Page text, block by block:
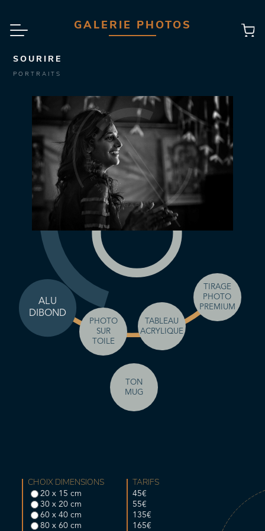
GALERIE PHOTOS
SOURIRE
PORTRAITS
ALU
DIBOND
PHOTO
SUR
TOILE
TABLEAU
ACRYLIQUE
TIRAGE
PHOTO
PREMIUM
TON
MUG
CHOIX DIMENSIONS
20 x 15 cm
30 x 20 cm
60 x 40 cm
80 x 60 cm
TARIFS
45€
55€
135€
165€